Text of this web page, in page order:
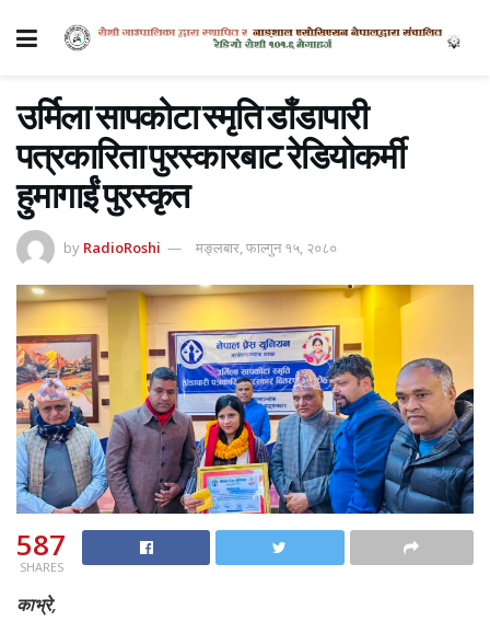
उर्मिला सापकोटा स्मृति डाँडापारी
पत्रकारिता पुरस्कारबाट रेडियोकर्मी
हुमागाईं पुरस्कृत
by RadioRoshi मङ्लबार, फाल्गुन १५, २०८०
587
SHARES
काभ्रे,